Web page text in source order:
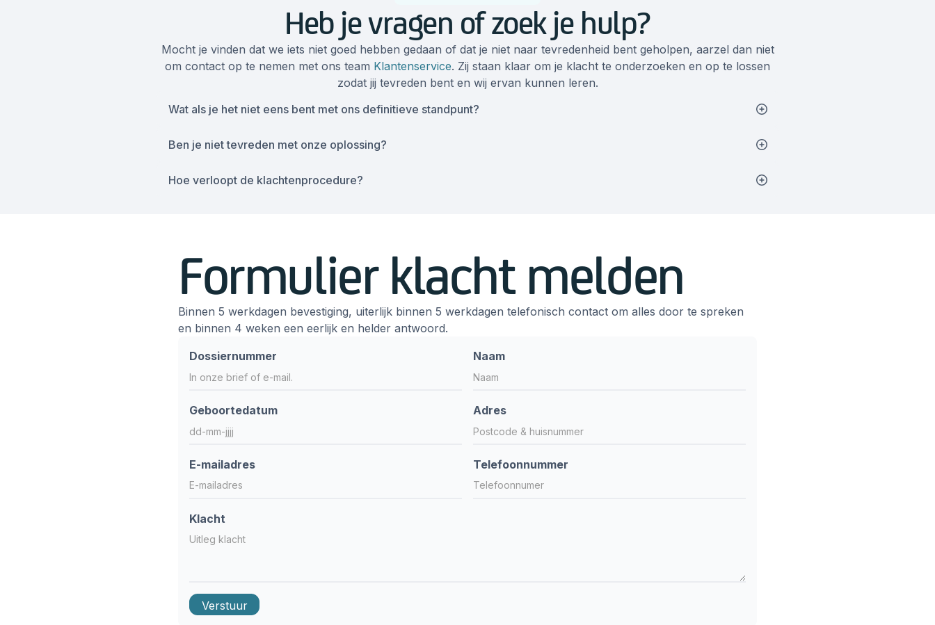
Heb je vragen of zoek je hulp?
Mocht je vinden dat we iets niet goed hebben gedaan of dat je niet naar tevredenheid bent geholpen, aarzel dan niet
om contact op te nemen met ons team Klantenservice. Zij staan klaar om je klacht te onderzoeken en op te lossen
zodat jij tevreden bent en wij ervan kunnen leren.
Wat als je het niet eens bent met ons definitieve standpunt?
Ben je niet tevreden met onze oplossing?
Hoe verloopt de klachtenprocedure?
Formulier klacht melden
Binnen 5 werkdagen bevestiging, uiterlijk binnen 5 werkdagen telefonisch contact om alles door te spreken
en binnen 4 weken een eerlijk en helder antwoord.
Dossiernummer
Naam
Geboortedatum Adres
E-mailadres Telefoonnummer
Klacht